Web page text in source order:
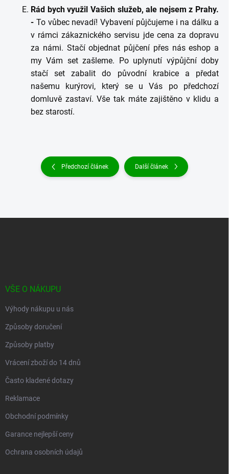
Rád bych využil Vašich služeb, ale nejsem z Prahy.
- To vůbec nevadí! Vybavení půjčujeme i na dálku a
v rámci zákaznického servisu jde cena za dopravu
za námi. Stačí objednat půjčení přes nás eshop a
my Vám set zašleme. Po uplynutí výpůjční doby
stačí set zabalit do původní krabice a předat
našemu kurýrovi, který se u Vás po předchozí
domluvě zastaví. Vše tak máte zajištěno v klidu a
bez starostí.
Předchozí článek Další článek
VŠE O NÁKUPU
Výhody nákupu u nás
Způsoby doručení
Způsoby platby
Vrácení zboží do 14 dnů
Často kladené dotazy
Reklamace
Obchodní podmínky
Garance nejlepší ceny
Ochrana osobních údajů